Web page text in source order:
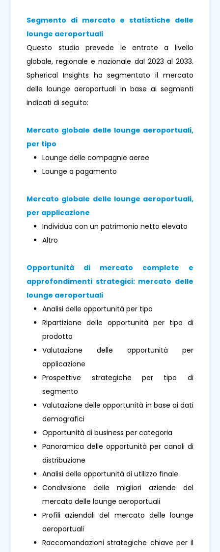
Segmento di mercato e statistiche delle
lounge aeroportuali
Questo studio prevede le entrate a livello
globale, regionale e nazionale dal 2023 al 2033.
Spherical Insights ha segmentato il mercato
delle lounge aeroportuali in base ai segmenti
indicati di seguito:
Mercato globale delle lounge aeroportuali,
per tipo
Lounge delle compagnie aeree
Lounge a pagamento
Mercato globale delle lounge aeroportuali,
per applicazione
Individuo con un patrimonio netto elevato
Altro
Opportunità di mercato complete e
approfondimenti strategici: mercato delle
lounge aeroportuali
Analisi delle opportunità per tipo
Ripartizione delle opportunità per tipo di
prodotto
Valutazione delle opportunità per
applicazione
Prospettive strategiche per tipo di
segmento
Valutazione delle opportunità in base ai dati
demografici
Opportunità di business per categoria
Panoramica delle opportunità per canali di
distribuzione
Analisi delle opportunità di utilizzo finale
Condivisione delle migliori aziende del
mercato delle lounge aeroportuali
Profili aziendali del mercato delle lounge
aeroportuali
Raccomandazioni strategiche chiave per il